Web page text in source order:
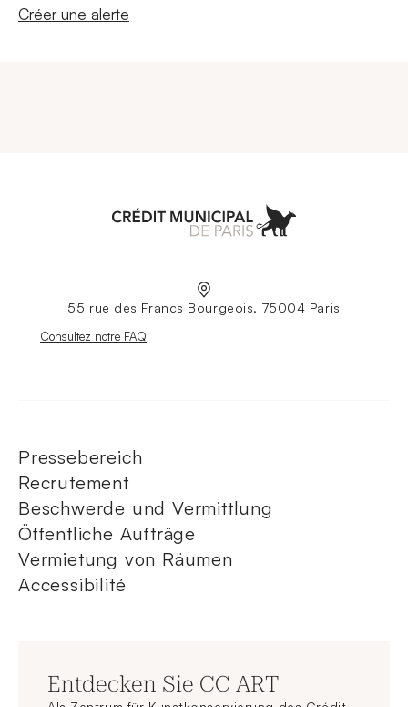
Nouvelle fenêtre
Créer une alerte
55 rue des Francs Bourgeois, 75004 Paris
Nouvelle fenêtre
Consultez notre FAQ
Pressebereich
Recrutement
Beschwerde und Vermittlung
Öffentliche Aufträge
Vermietung von Räumen
Accessibilité
Entdecken Sie CC ART